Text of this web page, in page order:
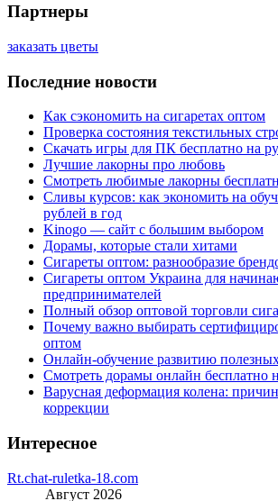
Партнеры
заказать цветы
Последние новости
Как сэкономить на сигаретах оптом
Проверка состояния текстильных
Скачать игры для ПК бесплатно на
Лучшие лакорны про любовь
Смотреть любимые лакорны
Сливы курсов: как экономить на
рублей в год
Kinogo — сайт с большим выбором
Дорамы, которые стали хитами
Сигареты оптом: разнообразие
Сигареты оптом Украина для
предпринимателей
Полный обзор оптовой торговли
Почему важно выбирать
оптом
Онлайн-обучение развитию
Смотреть дорамы онлайн бесплатно
Варусная деформация колена:
коррекции
Интересное
Rt.chat-ruletka-18.com
Август 2026